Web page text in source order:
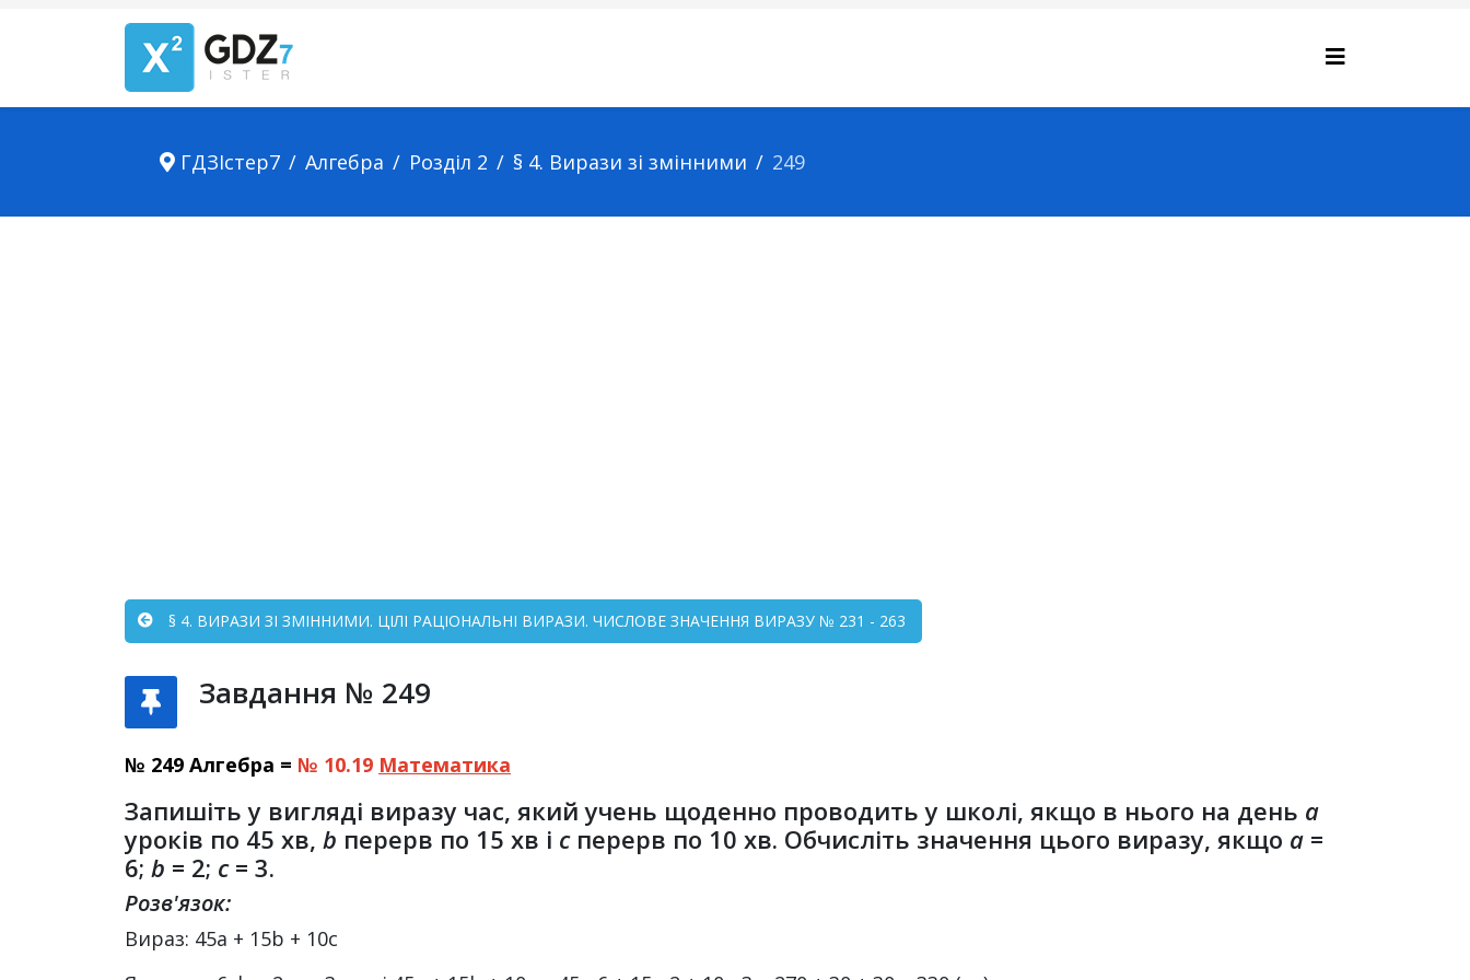
ГДЗІстер7 Алгебра Розділ 2 § 4. Вирази зі змінними 249
§ 4. ВИРАЗИ ЗІ ЗМІННИМИ. ЦІЛІ РАЦІОНАЛЬНІ ВИРАЗИ. ЧИСЛОВЕ ЗНАЧЕННЯ ВИРАЗУ № 231 - 263
Завдання № 249
№ 249 Алгебра = № 10.19 Математика
Запишіть у вигляді виразу час, який учень щоденно проводить у школі, якщо в нього на день a
уроків по 45 хв, b перерв по 15 хв і cперерв по 10 хв. Обчисліть значення цього виразу, якщо а =
6; b = 2; с= 3.
Розв'язок:
Вираз: 45а + 15b + 10c